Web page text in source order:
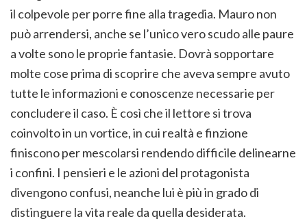
il colpevole per porre fine alla tragedia. Mauro non
può arrendersi, anche se l’unico vero scudo alle paure
a volte sono le proprie fantasie. Dovrà sopportare
molte cose prima di scoprire che aveva sempre avuto
tutte le informazioni e conoscenze necessarie per
concludere il caso. È così che il lettore si trova
coinvolto in un vortice, in cui realtà e finzione
finiscono per mescolarsi rendendo difficile delinearne
i confini. I pensieri e le azioni del protagonista
divengono confusi, neanche lui è più in grado di
distinguere la vita reale da quella desiderata.